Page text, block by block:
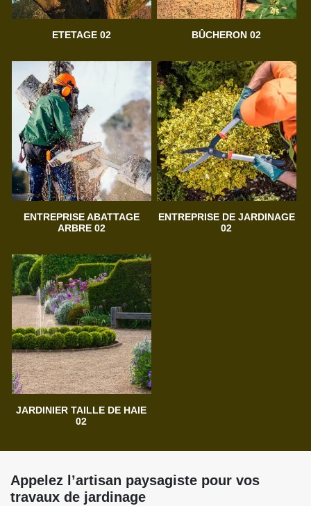
ETETAGE 02 BÛCHERON 02
ENTREPRISE ABATTAGE
ARBRE 02
ENTREPRISE DE JARDINAGE
02
JARDINIER TAILLE DE HAIE
02
Appelez l’artisan paysagiste pour vos
travaux de jardinage